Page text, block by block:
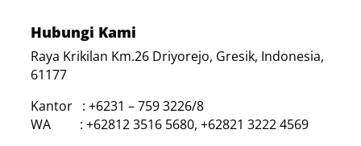
Hubungi Kami
Raya Krikilan Km.26 Driyorejo, Gresik, Indonesia,
61177
Kantor : +6231 – 759 3226/8
WA : +62812 3516 5680, +62821 3222 4569